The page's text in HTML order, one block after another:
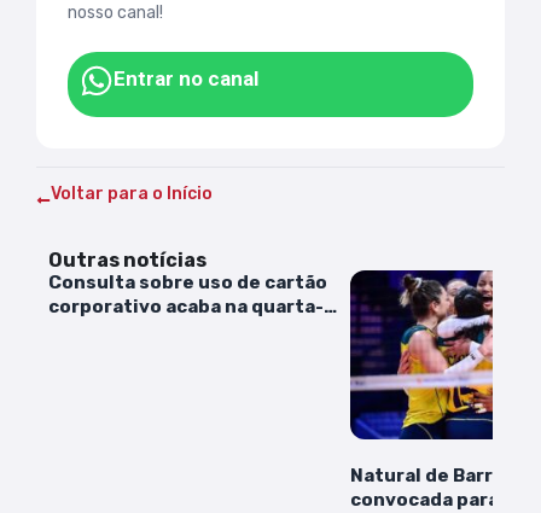
nosso canal!
Entrar no canal
Voltar para o Início
Outras notícias
Consulta sobre uso de cartão
corporativo acaba na quarta-
Natural de Barra do
convocada para